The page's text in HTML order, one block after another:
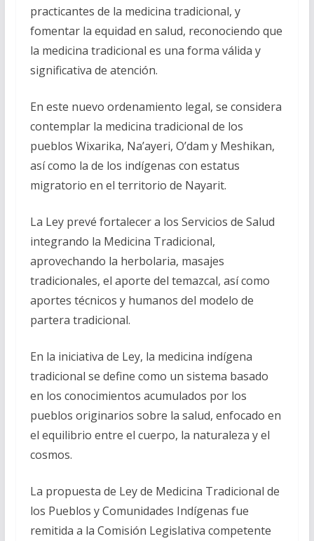
practicantes de la medicina tradicional, y
fomentar la equidad en salud, reconociendo que
la medicina tradicional es una forma válida y
significativa de atención.
En este nuevo ordenamiento legal, se considera
contemplar la medicina tradicional de los
pueblos Wixarika, Na’ayeri, O’dam y Meshikan,
así como la de los indígenas con estatus
migratorio en el territorio de Nayarit.
La Ley prevé fortalecer a los Servicios de Salud
integrando la Medicina Tradicional,
aprovechando la herbolaria, masajes
tradicionales, el aporte del temazcal, así como
aportes técnicos y humanos del modelo de
partera tradicional.
En la iniciativa de Ley, la medicina indígena
tradicional se define como un sistema basado
en los conocimientos acumulados por los
pueblos originarios sobre la salud, enfocado en
el equilibrio entre el cuerpo, la naturaleza y el
cosmos.
La propuesta de Ley de Medicina Tradicional de
los Pueblos y Comunidades Indígenas fue
remitida a la Comisión Legislativa competente